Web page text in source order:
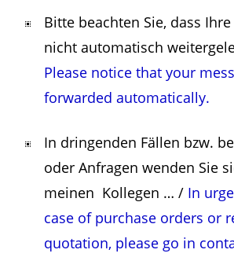
Bitte beachten Sie, dass
nicht automatisch
Please notice that your
forwarded automatically.
In dringenden Fällen bzw.
oder Anfragen wenden Sie
meinen Kollegen … / In
case of purchase orders or
quotation, please go in